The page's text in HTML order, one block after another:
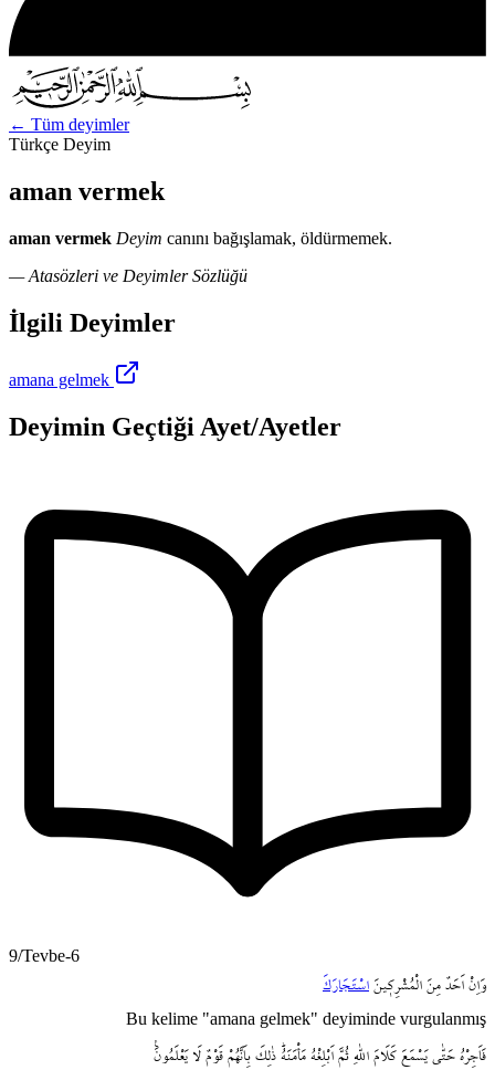
← Tüm deyimler
Türkçe Deyim
aman vermek
aman vermek Deyim canını bağışlamak, öldürmemek.
— Atasözleri ve Deyimler Sözlüğü
İlgili Deyimler
amana gelmek
Deyimin Geçtiği Ayet/Ayetler
9/Tevbe-6
وَاِنْ اَحَدٌ مِنَ الْمُشْرِك۪ينَ اسْتَجَارَكَ
Bu kelime "amana gelmek" deyiminde vurgulanmış
فَاَجِرْهُ حَتّٰى يَسْمَعَ كَلَامَ اللّٰهِ ثُمَّ اَبْلِغْهُ مَأْمَنَهُۜ ذٰلِكَ بِاَنَّهُمْ قَوْمٌ لَا يَعْلَمُونَ۟